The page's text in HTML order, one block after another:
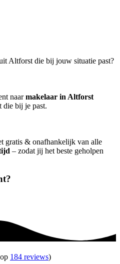
Altforst die bij jouw situatie past?
naarmakelaar in Altforst
die bij je past.
gratis & onafhankelijk van alle
– zodat jij het beste geholpen
184 reviews)